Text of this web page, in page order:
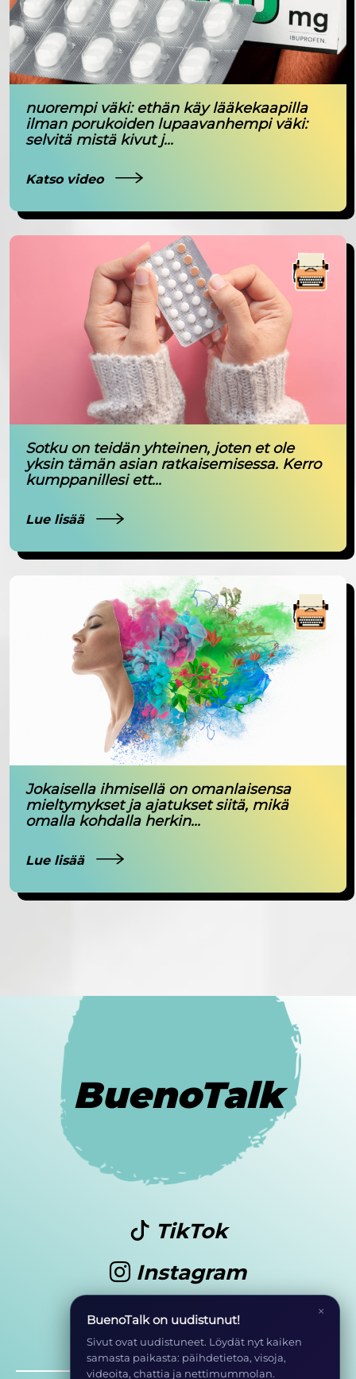
nuorempi väki: ethän käy lääkekaapilla
ilman porukoiden lupaavanhempi väki:
selvitä mistä kivut j...
Katso video
Sotku on teidän yhteinen, joten et ole
yksin tämän asian ratkaisemisessa. Kerro
kumppanillesi ett...
Lue lisää
Jokaisella ihmisellä on omanlaisensa
mieltymykset ja ajatukset siitä, mikä
omalla kohdalla herkin...
Lue lisää
BuenoTalk
TikTok
Instagram
Youtube
×
BuenoTalk on uudistunut!
Sivut ovat uudistuneet. Löydät nyt kaiken
samasta paikasta: päihdetietoa, visoja,
videoita, chattia ja nettimummolan.